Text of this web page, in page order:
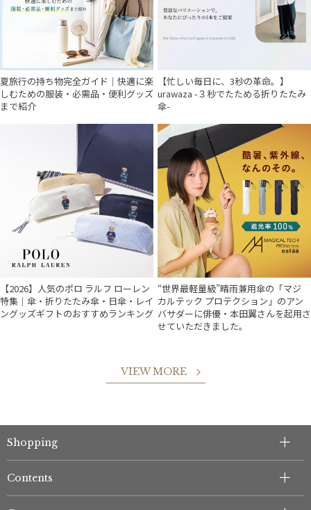
夏旅行の持ち物完全ガイド｜快適に楽
しむための服装・必需品・便利グッズ
まで紹介
【忙しい毎日に、3秒の革命。】
urawaza -３秒でたためる折りたたみ
傘-
【2026】人気のポロ ラルフ ローレン
特集｜傘・折りたたみ傘・日傘・レイ
ングッズギフトのおすすめランキング
“世界最軽量級”晴雨兼用傘の「マジ
カルテック プロテクション」のアン
バサダーに俳優・本田翼さんを起用さ
せていただきました。
VIEW MORE
Shopping
Contents